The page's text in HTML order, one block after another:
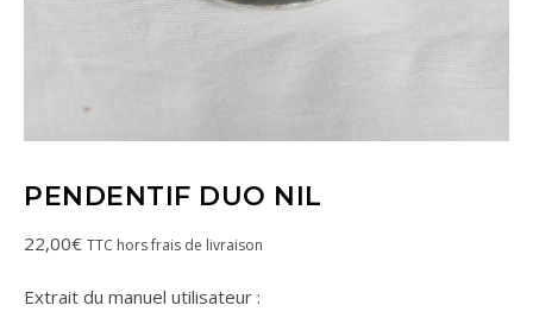
PENDENTIF DUO NIL
22,00€ TTC hors frais de livraison
Extrait du manuel utilisateur :